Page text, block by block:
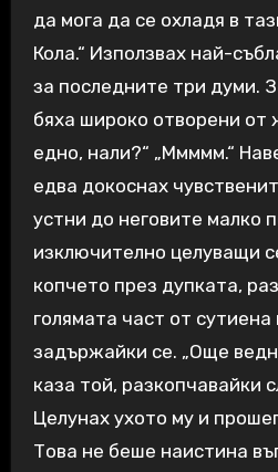
да мога да се охладя в
Кола.“ Използвах най-
за последните три думи.
бяха широко отворени от
едно, нали?“ „Ммммм.“
едва докоснах
устни до неговите малко
изключително целуващи
копчето през дупката,
голямата част от сутиена
задържайки се. „Още
каза той, разкопчавайки
Целунах ухото му и
Това не беше наистина